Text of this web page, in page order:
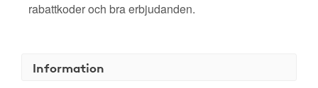
rabattkoder och bra erbjudanden.
Information